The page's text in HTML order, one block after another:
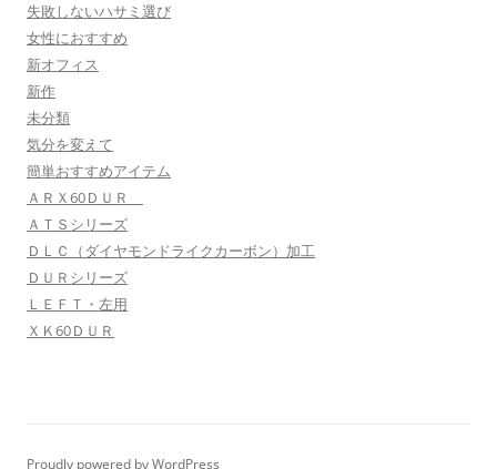
失敗しないハサミ選び
女性におすすめ
新オフィス
新作
未分類
気分を変えて
簡単おすすめアイテム
ＡＲＸ60ＤＵＲ
ＡＴＳシリーズ
ＤＬＣ（ダイヤモンドライクカーボン）加工
ＤＵＲシリーズ
ＬＥＦＴ・左用
ＸＫ60ＤＵＲ
Proudly powered by WordPress